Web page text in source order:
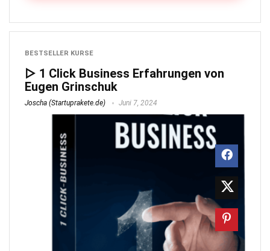
BESTSELLER KURSE
▷ 1 Click Business Erfahrungen von
Eugen Grinschuk
Joscha (Startuprakete.de) Juni 7, 2024